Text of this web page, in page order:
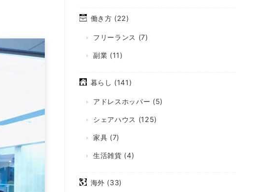
働き方 (22)
フリーランス (7)
副業 (11)
暮らし (141)
アドレスホッパー (5)
シェアハウス (125)
家具 (7)
生活雑貨 (4)
海外 (33)